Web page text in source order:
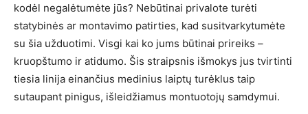
kodėl negalėtumėte jūs? Nebūtinai privalote turėti
statybinės ar montavimo patirties, kad susitvarkytumėte
su šia užduotimi. Visgi kai ko jums būtinai prireiks –
kruopštumo ir atidumo. Šis straipsnis išmokys jus tvirtinti
tiesia linija einančius medinius laiptų turėklus taip
sutaupant pinigus, išleidžiamus montuotojų samdymui.